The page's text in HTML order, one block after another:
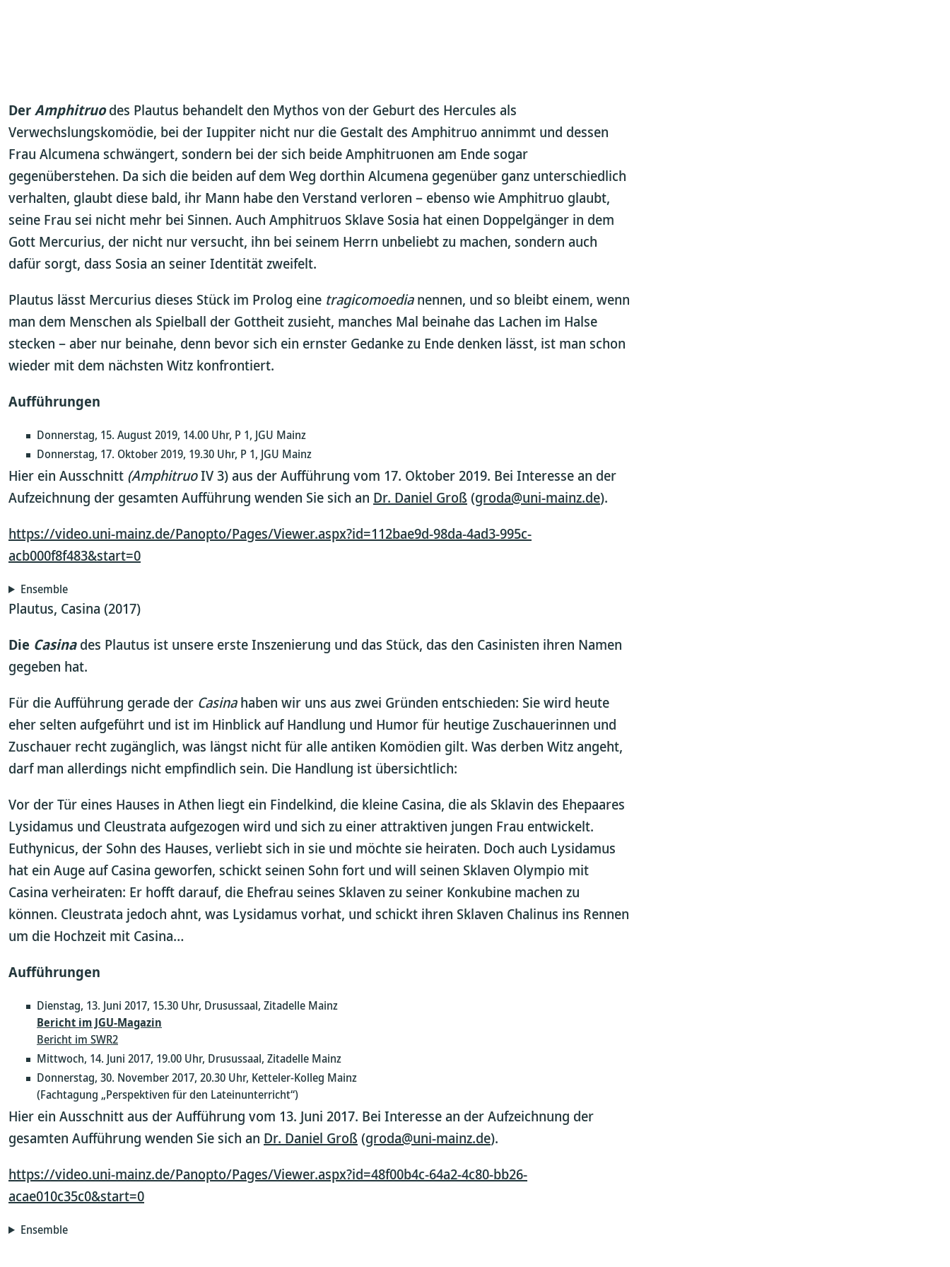
DerAmphitruodes Plautus behandelt den Mythos von der Geburt des Hercules als
Verwechslungskomödie, bei der Iuppiter nicht nur die Gestalt des Amphitruo annimmt und dessen
Frau Alcumena schwängert, sondern bei der sich beide Amphitruonen am Ende sogar
gegenüberstehen. Da sich die beiden auf dem Weg dorthin Alcumena gegenüber ganz unterschiedlich
verhalten, glaubt diese bald, ihr Mann habe den Verstand verloren – ebenso wie Amphitruo glaubt,
seine Frau sei nicht mehr bei Sinnen. Auch Amphitruos Sklave Sosia hat einen Doppelgänger in dem
Gott Mercurius, der nicht nur versucht, ihn bei seinem Herrn unbeliebt zu machen, sondern auch
dafür sorgt, dass Sosia an seiner Identität zweifelt.
Plautus lässt Mercurius dieses Stück im Prolog eine tragicomoedianennen, und so bleibt einem, wenn
man dem Menschen als Spielball der Gottheit zusieht, manches Mal beinahe das Lachen im Halse
stecken – aber nur beinahe, denn bevor sich ein ernster Gedanke zu Ende denken lässt, ist man schon
wieder mit dem nächsten Witz konfrontiert.
Aufführungen
Donnerstag, 15. August 2019, 14.00 Uhr, P 1, JGU Mainz
Donnerstag, 17. Oktober 2019, 19.30 Uhr, P 1, JGU Mainz
Hier ein Ausschnitt (AmphitruoIV 3) aus der Aufführung vom 17. Oktober 2019. Bei Interesse an der
Aufzeichnung der gesamten Aufführung wenden Sie sich an Dr. Daniel Groß (groda@uni-mainz.de).
https://video.uni-mainz.de/Panopto/Pages/Viewer.aspx?id=112bae9d-98da-4ad3-995c-
acb000f8f483&start=0
Ensemble
Plautus, Casina (2017)
Die Casinades Plautus ist unsere erste Inszenierung und das Stück, das den Casinisten ihren Namen
gegeben hat.
Für die Aufführung gerade der Casinahaben wir uns aus zwei Gründen entschieden: Sie wird heute
eher selten aufgeführt und ist im Hinblick auf Handlung und Humor für heutige Zuschauerinnen und
Zuschauer recht zugänglich, was längst nicht für alle antiken Komödien gilt. Was derben Witz angeht,
darf man allerdings nicht empfindlich sein. Die Handlung ist übersichtlich:
Vor der Tür eines Hauses in Athen liegt ein Findelkind, die kleine Casina, die als Sklavin des Ehepaares
Lysidamus und Cleustrata aufgezogen wird und sich zu einer attraktiven jungen Frau entwickelt.
Euthynicus, der Sohn des Hauses, verliebt sich in sie und möchte sie heiraten. Doch auch Lysidamus
hat ein Auge auf Casina geworfen, schickt seinen Sohn fort und will seinen Sklaven Olympio mit
Casina verheiraten: Er hofft darauf, die Ehefrau seines Sklaven zu seiner Konkubine machen zu
können. Cleustrata jedoch ahnt, was Lysidamus vorhat, und schickt ihren Sklaven Chalinus ins Rennen
um die Hochzeit mit Casina…
Aufführungen
Dienstag, 13. Juni 2017, 15.30 Uhr, Drusussaal, Zitadelle Mainz
Bericht im JGU-Magazin
Bericht im SWR2
Mittwoch, 14. Juni 2017, 19.00 Uhr, Drusussaal, Zitadelle Mainz
Donnerstag, 30. November 2017, 20.30 Uhr, Ketteler-Kolleg Mainz
(Fachtagung „Perspektiven für den Lateinunterricht“)
Hier ein Ausschnitt aus der Aufführung vom 13. Juni 2017. Bei Interesse an der Aufzeichnung der
gesamten Aufführung wenden Sie sich an Dr. Daniel Groß (groda@uni-mainz.de).
https://video.uni-mainz.de/Panopto/Pages/Viewer.aspx?id=48f00b4c-64a2-4c80-bb26-
acae010c35c0&start=0
Ensemble